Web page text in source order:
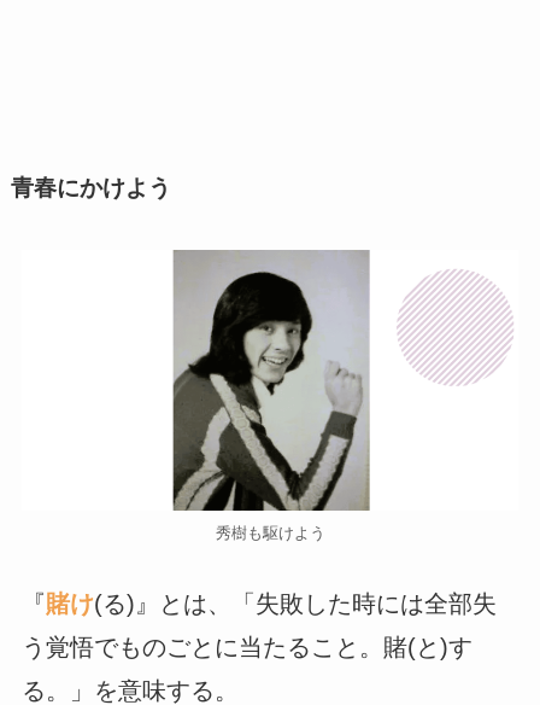
青春にかけよう
秀樹も駆けよう
『賭け(る)』とは、「失敗した時には全部失
う覚悟でものごとに当たること。賭(と)す
る。」を意味する。